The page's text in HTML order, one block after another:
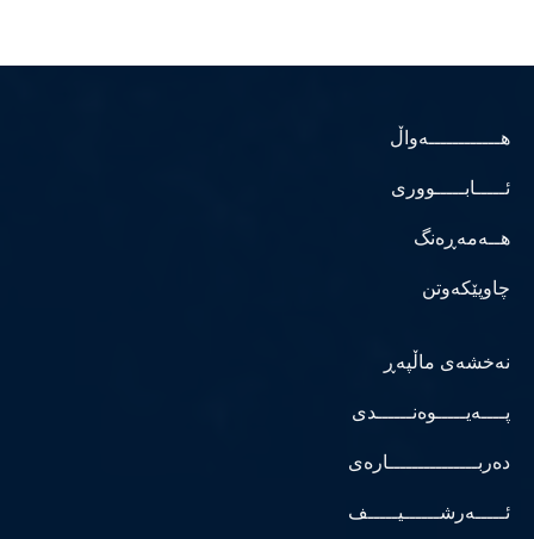
هــــــــــــەواڵ
ئـــــابـــــووری
هــەمەڕەنگ
چاوپێکەوتن
نەخشەی ماڵپەڕ
پــــەیـــــوەنــــــدی
دەربـــــــــــــــارەی
ئـــــەرشــــــیـــــف